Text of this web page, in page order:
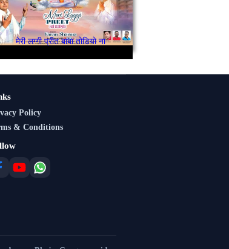
मेरी लग्गी प्रीत बाबा तोडियो ना
Policy
& Conditions